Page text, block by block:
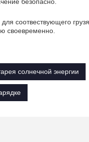
соотвествующего
своевременно.
солнечной энергии